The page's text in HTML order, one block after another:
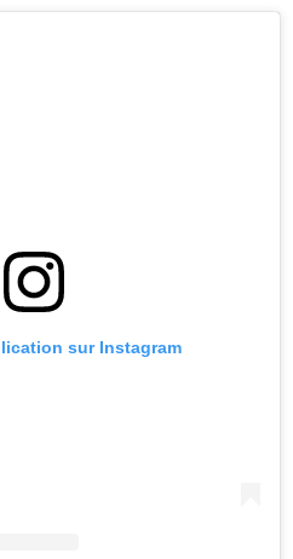
sur Instagram